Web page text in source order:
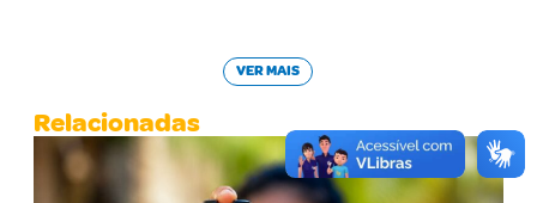
VER MAIS
Relacionadas